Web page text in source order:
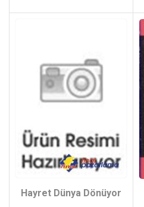
Hayret Dünya Dönüyor